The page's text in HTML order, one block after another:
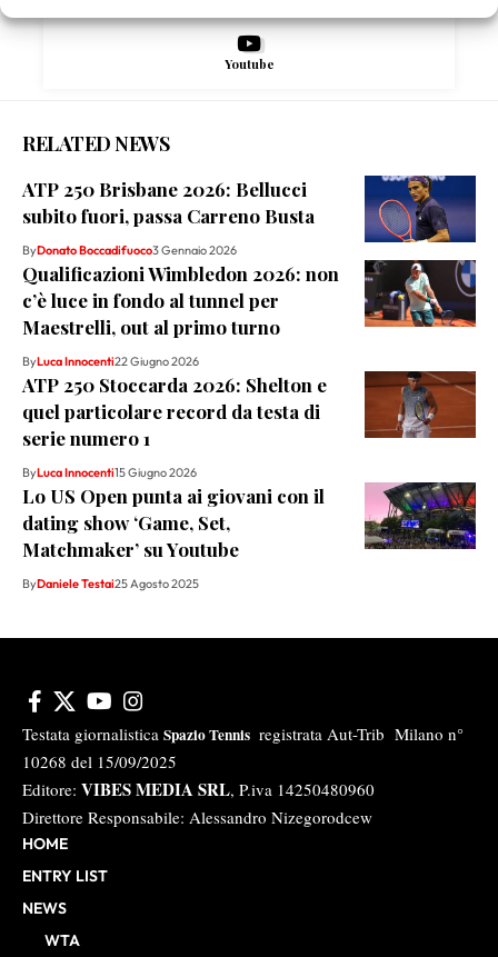
Youtube
RELATED NEWS
ATP 250 Brisbane 2026: Bellucci
subito fuori, passa Carreno Busta
ByDonato Boccadifuoco3 Gennaio 2026
Qualificazioni Wimbledon 2026: non
c’è luce in fondo al tunnel per
Maestrelli, out al primo turno
ByLuca Innocenti22 Giugno 2026
ATP 250 Stoccarda 2026: Shelton e
quel particolare record da testa di
serie numero 1
ByLuca Innocenti15 Giugno 2026
Lo US Open punta ai giovani con il
dating show ‘Game, Set,
Matchmaker’ su Youtube
ByDaniele Testai25 Agosto 2025
Testata giornalistica Spazio Tennis registrata Aut-Trib Milano n°
10268 del 15/09/2025
Editore: VIBES MEDIA SRL, P.iva 14250480960
Direttore Responsabile: Alessandro Nizegorodcew
HOME
ENTRY LIST
NEWS
WTA